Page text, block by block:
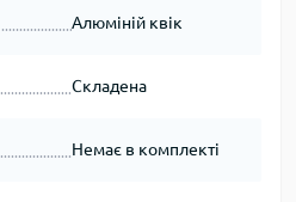
Алюміній квік
Складена
Немає в комплекті